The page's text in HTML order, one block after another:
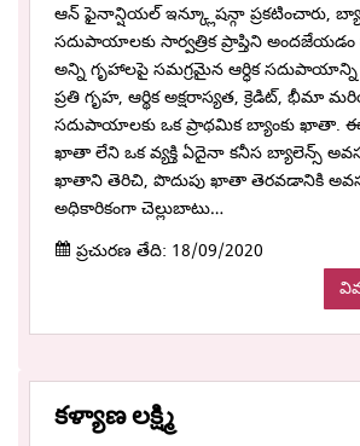
ఆన్ ఫైనాన్షియల్ ఇన్క్లూషన్గా ప్రకటించారు,
సదుపాయాలకు సార్వత్రిక ప్రాప్తిని
అన్ని గృహాలపై సమగ్రమైన ఆర్ధిక
ప్రతి గృహ, ఆర్థిక అక్షరాస్యత, క్రెడిట్, భీమా
సదుపాయాలకు ఒక ప్రాథమిక బ్యాంకు ఖాతా. ఈ
ఖాతా లేని ఒక వ్యక్తి ఏదైనా కనీస బ్యాలెన్స్
ఖాతాని తెరిచి, పొదుపు ఖాతా తెరవడానికి
అధికారికంగా చెల్లుబాటు…
ప్రచురణ తేది: 18/09/2020
కళ్యాణ లక్ష్మి